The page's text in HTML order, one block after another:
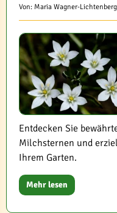
Von: Maria Wagner-Lichtenberg
Entdecken Sie
Milchsternen und
Ihrem Garten.
Mehr lesen